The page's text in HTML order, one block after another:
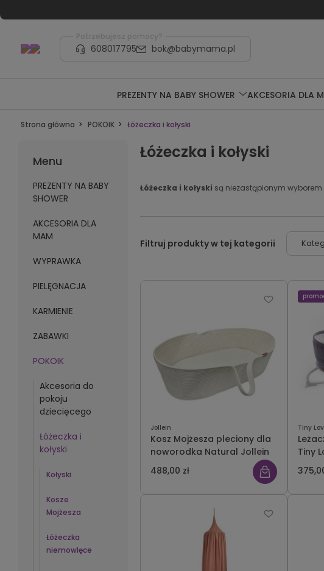
Potrzebujesz pomocy?
608017795 bok@babymama.pl
PREZENTY NA BABY SHOWER AKCESORIA DLA
Strona główna POKOIK Łóżeczka i kołyski
Menu
PREZENTY NA BABY
SHOWER
AKCESORIA DLA
MAM
WYPRAWKA
PIELĘGNACJA
KARMIENIE
ZABAWKI
POKOIK
Akcesoria do
pokoju
dziecięcego
Łóżeczka i
kołyski
Kołyski
Kosze
Mojżesza
Łóżeczka
niemowlęce
Łóżeczka i kołyski
Łóżeczka i kołyski są niezastąpionym
Jollein
Kosz Mojżesza pleciony dla
noworodka Natural Jollein
488,00 zł
Tiny
Tiny